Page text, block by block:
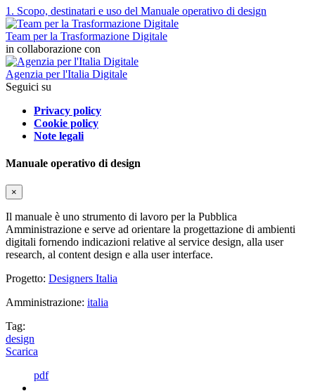
1. Scopo, destinatari e uso del Manuale operativo di design
Team per la Trasformazione Digitale
in collaborazione con
Agenzia per l'Italia Digitale
Seguici su
Privacy policy
Cookie policy
Note legali
Manuale operativo di design
×
Il manuale è uno strumento di lavoro per la Pubblica
Amministrazione e serve ad orientare la progettazione di ambienti
digitali fornendo indicazioni relative al service design, alla user
research, al content design e alla user interface.
Progetto: Designers Italia
Amministrazione: italia
Tag:
design
Scarica
pdf